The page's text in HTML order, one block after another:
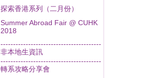
探索香港系列（二月份）
Summer Abroad Fair @ CUHK
2018
----------------------------------------
非本地生資訊
----------------------------------------
轉系攻略分享會